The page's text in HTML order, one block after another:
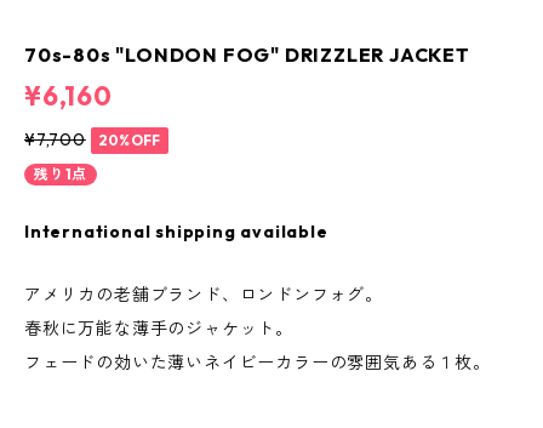
70s-80s "LONDON FOG" DRIZZLER JACKET
¥6,160
¥7,700
20%OFF
残り1点
International shipping available
アメリカの老舗ブランド、ロンドンフォグ。
春秋に万能な薄手のジャケット。
フェードの効いた薄いネイビーカラーの雰囲気ある１枚。